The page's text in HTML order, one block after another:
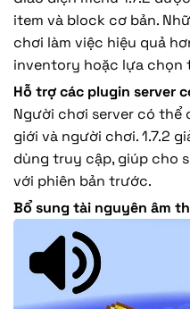
item và block cơ bản.
chơi làm việc hiệu quả
inventory hoặc lựa chọn
Hỗ trợ các plugin server
Người chơi server có
giới và người chơi. 1.7.2
dùng truy cập, giúp cho
với phiên bản trước.
Bổ sung tài nguyên âm